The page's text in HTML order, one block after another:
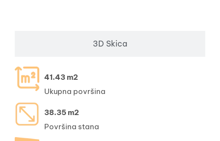
3D Skica
41.43 m2
Ukupna površina
38.35 m2
Površina stana